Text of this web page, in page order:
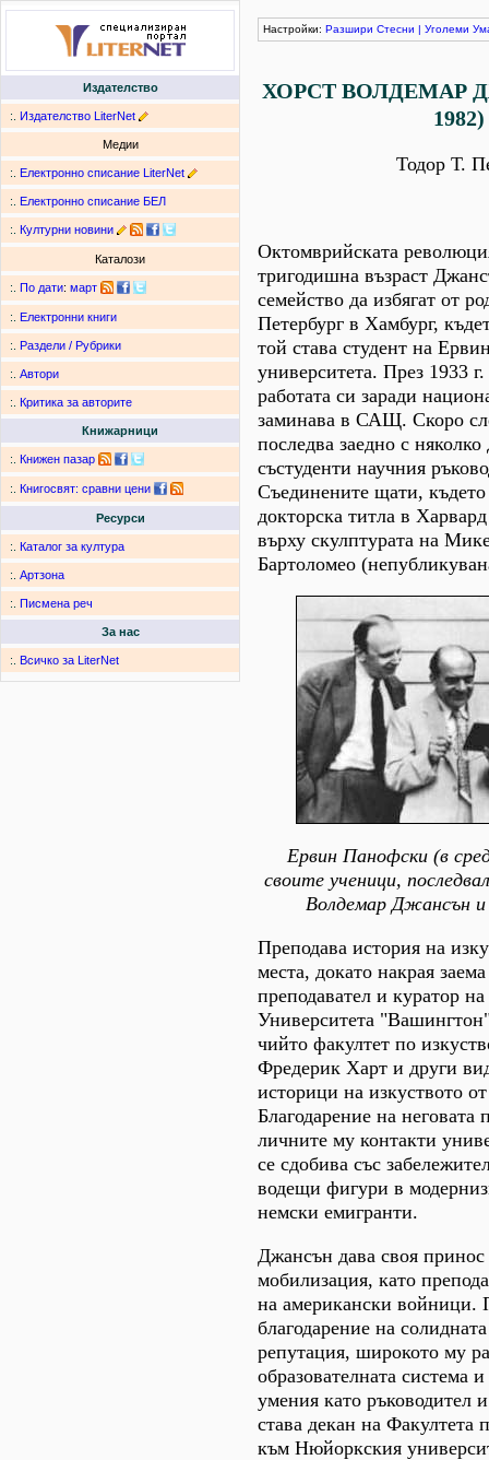
Издателство
:. Издателство LiterNet
Медии
:. Електронно списание LiterNet
:. Електронно списание БЕЛ
:. Културни новини
Каталози
:. По дати: март
:. Електронни книги
:. Раздели / Рубрики
:. Автори
:. Критика за авторите
Книжарници
:. Книжен пазар
:. Книгосвят: сравни цени
Ресурси
:. Каталог за култура
:. Артзона
:. Писмена реч
За нас
:. Всичко за LiterNet
Настройки: Разшири Стесни | Уголеми
ХОРСТ ВОЛДЕМАР
1982)
Тодор Т.
Октомврийската
тригодишна възраст
семейство да избягат от
Петербург в Хамбург,
той става студент на
университета. През 1933
работата си заради
заминава в САЩ. Скоро
последва заедно с
състуденти научния
Съединените щати,
докторска титла в
върху скулптурата на
Бартоломео
Ервин Панофски (в
своите ученици,
Волдемар Джансън
Преподава история на
места, докато накрая
преподавател и куратор
Университета
чийто факултет по
Фредерик Харт и други
историци на изкуството
Благодарение на неговата
личните му контакти
се сдобива със
водещи фигури в
немски емигранти.
Джансън дава своя
мобилизация, като
на американски войници.
благодарение на
репутация, широкото му
образователната система
умения като ръководител
става декан на Факултета
към Нюйоркския